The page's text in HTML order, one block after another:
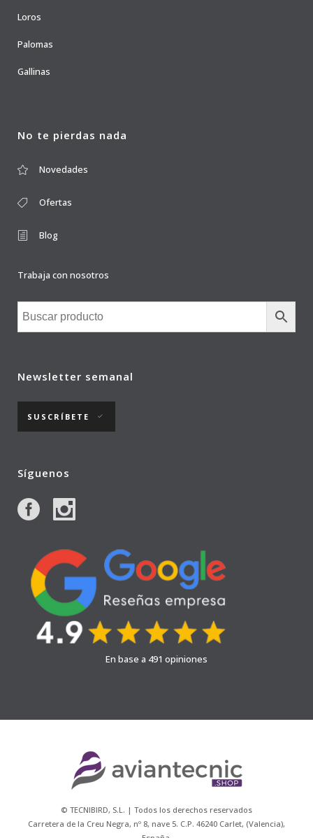
Loros
Palomas
Gallinas
No te pierdas nada
Novedades
Ofertas
Blog
Trabaja con nosotros
Newsletter semanal
SUSCRÍBETE
Síguenos
En base a 491 opiniones
© TECNIBIRD, S.L. | Todos los derechos reservados
Carretera de la Creu Negra, nº 8, nave 5. C.P. 46240 Carlet, (Valencia),